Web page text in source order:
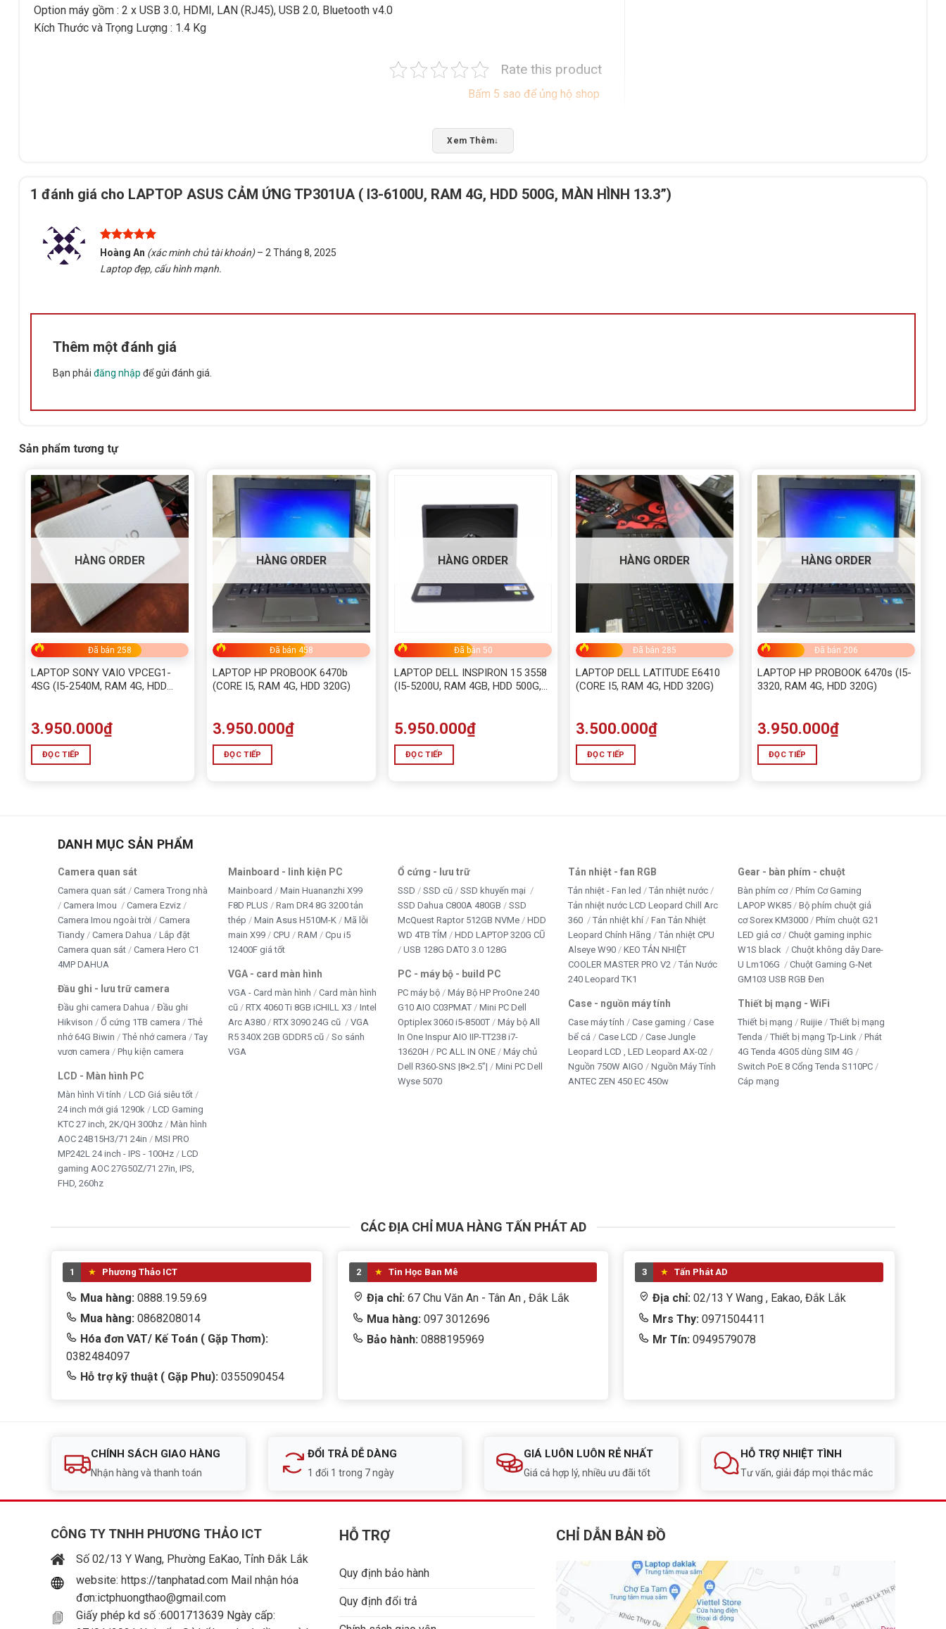
Option máy gồm : 2 x USB 3.0, HDMI, LAN (RJ45), USB 2.0, Bluetooth v4.0
Kích Thước và Trọng Lượng : 1.4 Kg
Rate this product
Bấm 5 sao để ủng hộ shop
Xem Thêm↓
1 đánh giá cho LAPTOP ASUS CẢM ỨNG TP301UA ( I3-6100U, RAM 4G, HDD 500G, MÀN HÌNH 13.3”)
Được xếp
hạng5
sao
Hoàng An (xác minh chủ tài khoản) – 2 Tháng 8, 2025
Laptop đẹp, cấu hình mạnh.
Thêm một đánh giá
Bạn phải đăng nhập để gửi đánh giá.
Sản phẩm tương tự
HÀNG ORDER
Đã bán 258
LAPTOP SONY VAIO VPCEG1-
4SG (I5-2540M, RAM 4G, HDD
3.950.000₫
ĐỌC TIẾP
HÀNG ORDER
Đã bán 458
LAPTOP HP PROBOOK 6470b
(CORE I5, RAM 4G, HDD 320G)
3.950.000₫
ĐỌC TIẾP
HÀNG ORDER
Đã bán 50
LAPTOP DELL INSPIRON 15 3558
(I5-5200U, RAM 4GB, HDD 500G,
5.950.000₫
ĐỌC TIẾP
HÀNG ORDER
Đã bán 285
LAPTOP DELL LATITUDE E6410
(CORE I5, RAM 4G, HDD 320G)
3.500.000₫
ĐỌC TIẾP
HÀNG ORDER
Đã bán 206
LAPTOP HP PROBOOK 6470s (I5-
3320, RAM 4G, HDD 320G)
3.950.000₫
ĐỌC TIẾP
DANH MỤC SẢN PHẨM
Camera quan sát
Camera quan sát
Camera Trong nhà
Camera Imou
Camera Ezviz
Camera Imou ngoài trời
Camera
Tiandy
Camera Dahua
Lắp đặt
Camera quan sát
Camera Hero C1
4MP DAHUA
Đầu ghi - lưu trữ camera
Đầu ghi camera Dahua
Đầu ghi
Hikvison
Ổ cứng 1TB camera
Thẻ
nhớ 64G Biwin
Thẻ nhớ camera
Tay
vươn camera
Phụ kiện camera
LCD - Màn hình PC
Màn hình Vi tính
LCD Giá siêu tốt
24 inch mới giá 1290k
LCD Gaming
KTC 27 inch, 2K/QH 300hz
Màn hình
AOC 24B15H3/71 24in
MSI PRO
MP242L 24 inch - IPS - 100Hz
LCD
gaming AOC 27G50Z/71 27in, IPS,
FHD, 260hz
Mainboard - linh kiện PC
Mainboard
Main Huananzhi X99
F8D PLUS
Ram DR4 8G 3200 tản
thép
Main Asus H510M-K
Mã lỗi
main X99
CPU RAM
Cpu i5
12400F giá tốt
VGA - card màn hình
VGA - Card màn hình
Card màn hình
cũ
RTX 4060 Ti 8GB iCHILL X3
Intel
Arc A380
RTX 3090 24G cũ
VGA
R5 340X 2GB GDDR5 cũ
So sánh
VGA
Ổ cứng - lưu trữ
SSD SSD cũ
SSD khuyến mại
SSD Dahua C800A 480GB
SSD
McQuest Raptor 512GB NVMe
HDD
WD 4TB TÍM
HDD LAPTOP 320G CŨ
USB 128G DATO 3.0 128G
PC - máy bộ - build PC
PC máy bộ
Máy Bộ HP ProOne 240
G10 AIO C03PMAT
Mini PC Dell
Optiplex 3060 i5-8500T
Máy bộ All
In One Inspur AIO IIP-TT238 i7-
13620H
PC ALL IN ONE Máy chủ
Dell R360-SNS |8×2.5”|
Mini PC Dell
Wyse 5070
Tản nhiệt - fan RGB
Tản nhiệt - Fan led
Tản nhiệt nước
Tản nhiệt nước LCD Leopard Chill Arc
360
Tản nhiệt khí
Fan Tản Nhiệt
Leopard Chính Hãng
Tản nhiệt CPU
Alseye W90
KEO TẢN NHIỆT
COOLER MASTER PRO V2
Tản Nước
240 Leopard TK1
Case - nguồn máy tính
Case máy tính Case gaming
Case
bể cá
Case LCD
Case Jungle
Leopard LCD , LED Leopard AX-02
Nguồn 750W AIGO
Nguồn Máy Tính
ANTEC ZEN 450 EC 450w
Gear - bàn phím - chuột
Bàn phím cơ
Phím Cơ Gaming
LAPOP WK85
Bộ phím chuột giả
cơ Sorex KM3000
Phím chuột G21
LED giả cơ
Chuột gaming inphic
W1S black
Chuột không dây Dare-
U Lm106G
Chuột Gaming G-Net
GM103 USB RGB Đen
Thiết bị mạng - WiFi
Thiết bị mạng Ruijie
Thiết bị mạng
Tenda
Thiết bị mạng Tp-Link
Phát
4G Tenda 4G05 dùng SIM 4G
Switch PoE 8 Cổng Tenda S110PC
Cáp mạng
CÁC ĐỊA CHỈ MUA HÀNG TẤN PHÁT AD
1 Phương Thảo ICT
Mua hàng: 0888.19.59.69
Mua hàng: 0868208014
Hóa đơn VAT/ Kế Toán ( Gặp Thơm):
0382484097
Hỗ trợ kỹ thuật ( Gặp Phu): 0355090454
2 Tin Học Ban Mê
Địa chỉ: 67 Chu Văn An - Tân An , Đắk Lắk
Mua hàng:097 3012696
Bảo hành:0888195969
3 Tấn Phát AD
Địa chỉ:02/13 Y Wang , Eakao, Đắk Lắk
Mrs Thy: 0971504411
Mr Tín: 0949579078
CHÍNH SÁCH GIAO HÀNG
Nhận hàng và thanh toán
ĐỔI TRẢ DỄ DÀNG
1 đổi 1 trong 7 ngày
GIÁ LUÔN LUÔN RẺ NHẤT
Giá cả hợp lý, nhiều ưu đãi tốt
HỖ TRỢ NHIỆT TÌNH
Tư vấn, giải đáp mọi thắc mắc
CÔNG TY TNHH PHƯƠNG THẢO ICT
Số 02/13 Y Wang, Phường EaKao, Tỉnh Đắk Lắk
website: https://tanphatad.com Mail nhận hóa
đơn:ictphuongthao@gmail.com
Giấy phép kd số :6001713639 Ngày cấp:
HỖ TRỢ
Quy định bảo hành
Quy định đổi trả
CHỈ DẪN BẢN ĐỒ